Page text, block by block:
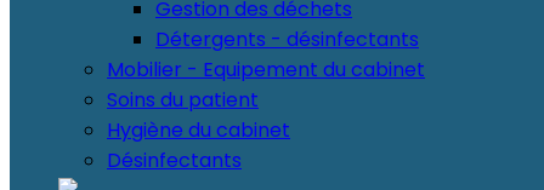
Gestion des déchets
Détergents - désinfectants
Mobilier - Equipement du cabinet
Soins du patient
Hygiène du cabinet
Désinfectants